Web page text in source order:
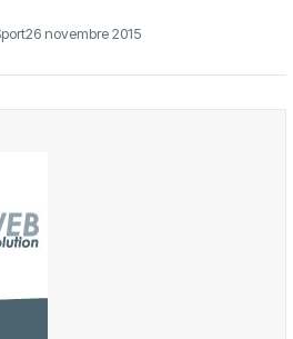
26 novembre 2015